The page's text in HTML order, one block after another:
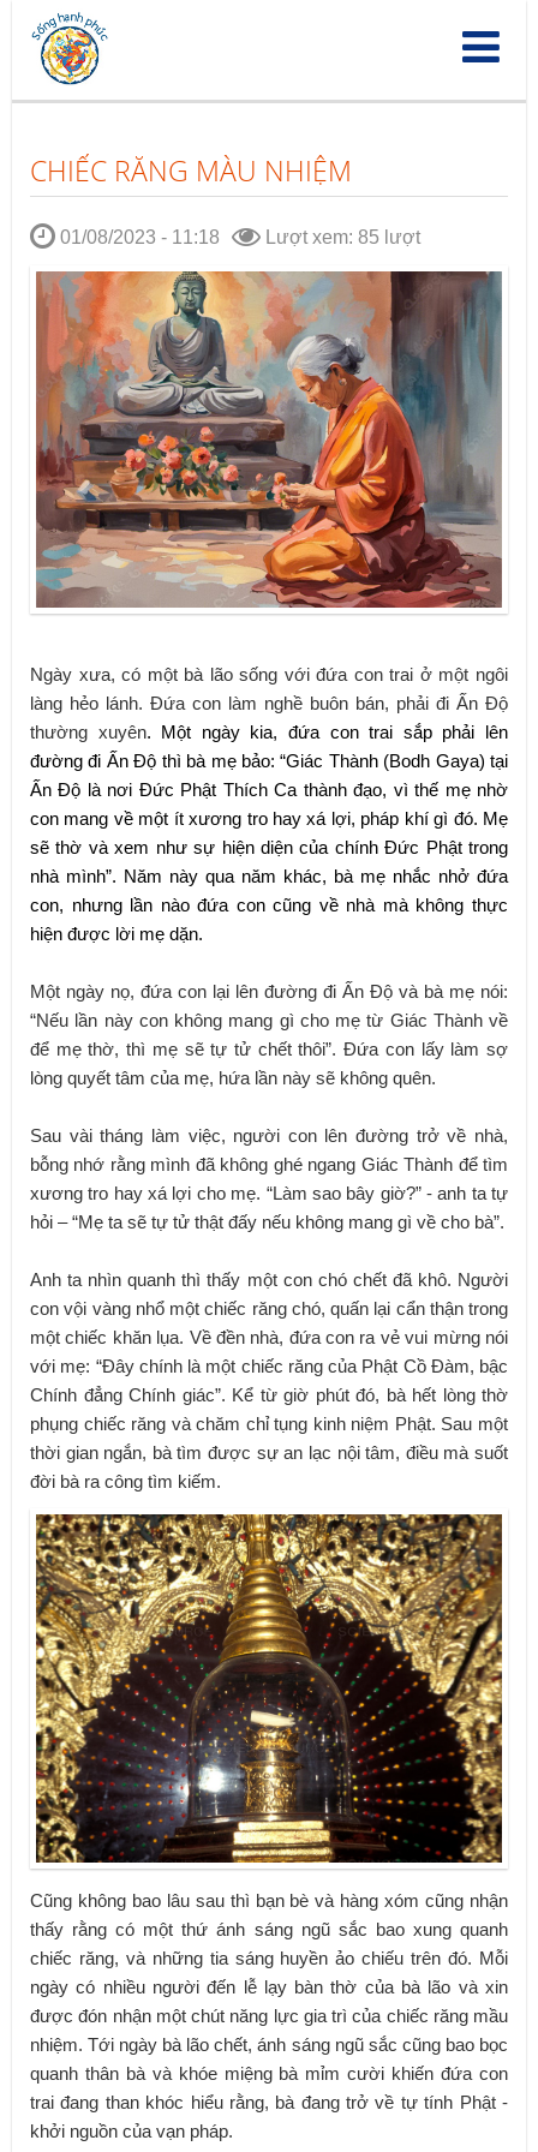
dung
CHIẾC RĂNG MÀU NHIỆM
01/08/2023 - 11:18 Lượt xem: 85 lượt
Ngày xưa, có một bà lão sống với đứa con trai ở một ngôi
làng hẻo lánh. Đứa con làm nghề buôn bán, phải đi Ấn Độ
thường xuyên. Một ngày kia, đứa con trai sắp phải lên
đường đi Ấn Độ thì bà mẹ bảo: “Giác Thành (Bodh Gaya) tại
Ấn Độ là nơi Đức Phật Thích Ca thành đạo, vì thế mẹ nhờ
con mang về một ít xương tro hay xá lợi, pháp khí gì đó. Mẹ
sẽ thờ và xem như sự hiện diện của chính Đức Phật trong
nhà mình”. Năm này qua năm khác, bà mẹ nhắc nhở đứa
con, nhưng lần nào đứa con cũng về nhà mà không thực
hiện được lời mẹ dặn.
Một ngày nọ, đứa con lại lên đường đi Ấn Độ và bà mẹ nói:
“Nếu lần này con không mang gì cho mẹ từ Giác Thành về
để mẹ thờ, thì mẹ sẽ tự tử chết thôi”. Đứa con lấy làm sợ
lòng quyết tâm của mẹ, hứa lần này sẽ không quên.
Sau vài tháng làm việc, người con lên đường trở về nhà,
bỗng nhớ rằng mình đã không ghé ngang Giác Thành để tìm
xương tro hay xá lợi cho mẹ. “Làm sao bây giờ?” - anh ta tự
hỏi – “Mẹ ta sẽ tự tử thật đấy nếu không mang gì về cho bà”.
Anh ta nhìn quanh thì thấy một con chó chết đã khô. Người
con vội vàng nhổ một chiếc răng chó, quấn lại cẩn thận trong
một chiếc khăn lụa. Về đền nhà, đứa con ra vẻ vui mừng nói
với mẹ: “Đây chính là một chiếc răng của Phật Cồ Đàm, bậc
Chính đẳng Chính giác”. Kể từ giờ phút đó, bà hết lòng thờ
phụng chiếc răng và chăm chỉ tụng kinh niệm Phật. Sau một
thời gian ngắn, bà tìm được sự an lạc nội tâm, điều mà suốt
đời bà ra công tìm kiếm.
Cũng không bao lâu sau thì bạn bè và hàng xóm cũng nhận
thấy rằng có một thứ ánh sáng ngũ sắc bao xung quanh
chiếc răng, và những tia sáng huyền ảo chiếu trên đó. Mỗi
ngày có nhiều người đến lễ lạy bàn thờ của bà lão và xin
được đón nhận một chút năng lực gia trì của chiếc răng mầu
nhiệm. Tới ngày bà lão chết, ánh sáng ngũ sắc cũng bao bọc
quanh thân bà và khóe miệng bà mỉm cười khiến đứa con
trai đang than khóc hiểu rằng, bà đang trở về tự tính Phật-
khởi nguồn của vạn pháp.